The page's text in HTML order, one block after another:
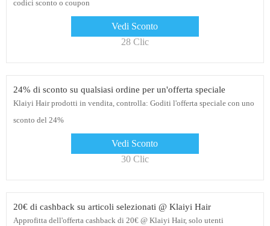
codici sconto o coupon
Vedi Sconto
28 Clic
24% di sconto su qualsiasi ordine per un'offerta speciale
Klaiyi Hair prodotti in vendita, controlla: Goditi l'offerta speciale con uno
sconto del 24%
Vedi Sconto
30 Clic
20€ di cashback su articoli selezionati @ Klaiyi Hair
Approfitta dell'offerta cashback di 20€ @ Klaiyi Hair, solo utenti